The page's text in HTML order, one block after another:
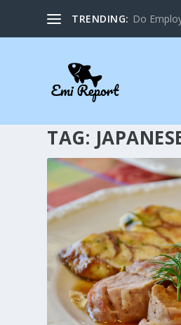
TRENDING: Do
TAG: